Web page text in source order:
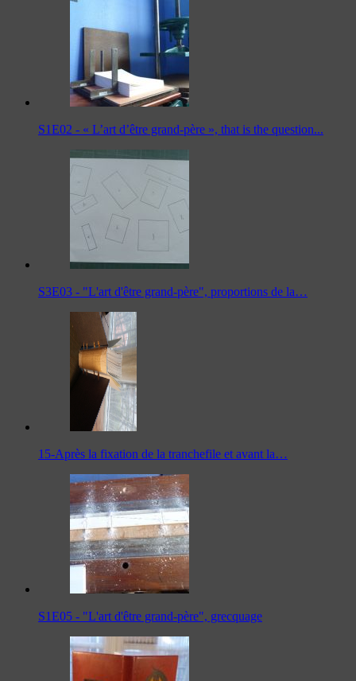
S1E02 - « L’art d’être grand-père », that is the question...
S3E03 - "L'art d'être grand-père", proportions de la…
15-Après la fixation de la tranchefile et avant la…
S1E05 - "L'art d'être grand-père", grecquage